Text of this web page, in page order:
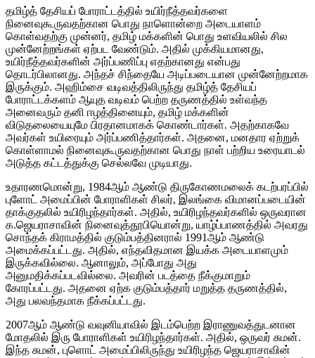
தமிழ்த் தேசியப் போராட்டத்தில் உயிர்நீத்தவர்களை
நினைவுகூருவதற்கான பொது நாளொன்றை அடையாளம்
கொள்வதற்கு முன்னர், தமிழ் மக்களின் பொது உளவியலில் சில
முன்னேற்றங்கள் ஏற்பட வேண்டும். அதில் முக்கியமானது,
உயிர்நீத்தவர்களின் அர்ப்பணிப்பு எதற்கானது என்பது
தொடர்பிலானது. அந்தச் சிந்தையே அடிப்படையான முன்னேற்றமாக
இருக்கும். அஹிம்சை வடிவத்திலிருந்து தமிழ்த் தேசியப்
போராட்டக்களம் ஆயுத வடிவம் பெற்ற தருணத்தில் உள்வந்த
அனைவரும் தனி ஈழத்தினையும், தமிழ் மக்களின்
விடுதலையையுமே பிரதானமாகக் கொண்டார்கள். அதற்காகவே
அவர்கள் உயிரையும் அர்ப்பணித்தார்கள். அதனை, மனதார ஏற்றுக்
கொள்ளாமல் நினைவுகூருவதற்கான பொது நாள் பற்றிய உரையாடல்
அடுத்த கட்டத்துக்கு செல்லவே முடியாது.
உதாரணமொன்று, 1984ஆம் ஆண்டு திருகோணமலைக் கடற்பரப்பில்
புளோட் அமைப்பின் போராளிகள் சிலர், இலங்கை விமானப்படையின்
தாக்குதலில் உயிரிழந்தார்கள். அதில், உயிரிழந்தவர்களில் ஒருவரான
க.ஜெயராசாவின் நினைவுத்தூபியொன்று, யாழ்ப்பாணத்தில் அவரது
சொந்தக் கிராமத்தில் குடும்பத்தினரால் 1991ஆம் ஆண்டு
அமைக்கப்பட்டது. அதில், எந்தவிதமான இயக்க அடையாளமும்
இருக்கவில்லை. ஆனாலும், அப்போது அது
அனுமதிக்கப்படவில்லை. அவரின் படத்தை நீக்குமாறும்
கோரப்பட்டது. அதனை ஏற்க குடும்பத்தார் மறுத்த தருணத்தில்,
அது பலவந்தமாக நீக்கப்பட்டது.
2007ஆம் ஆண்டு வவுனியாவில் இடம்பெற்ற இராணுவத்துடனான
மோதலில் இரு போராளிகள் உயிரிழந்தார்கள். அதில், ஒருவர் சுமன்.
இந்த சுமன், புளொட் அமைப்பிலிருந்து உயிரிழந்த ஜெயராசாவின்